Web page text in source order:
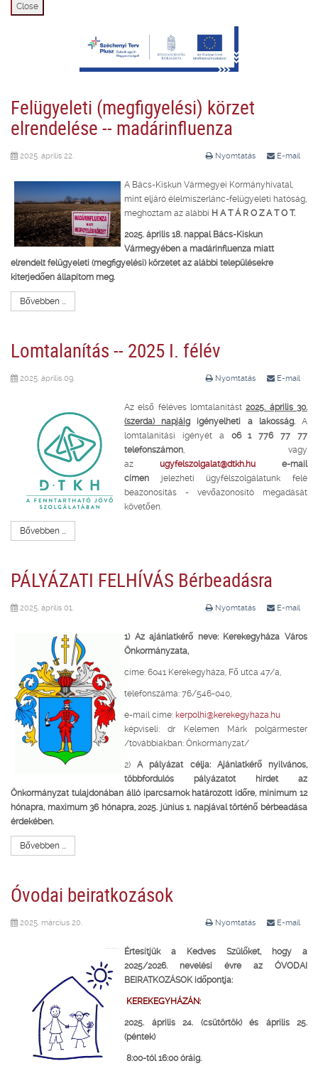
Close
Felügyeleti (megfigyelési) körzet
elrendelése -- madárinfluenza
Nyomtatás E-mail
2025. április 22.
A Bács-Kiskun Vármegyei Kormányhivatal,
mint eljáró élelmiszerlánc-felügyeleti hatóság,
meghoztam az alábbi H A T Á R O Z A T O T.
2025. április 18. nappal Bács-Kiskun
Vármegyében a madárinfluenza miatt
elrendelt felügyeleti (megfigyelési) körzetet az alábbi településekre
kiterjedően állapítom meg.
Bővebben ...
Lomtalanítás -- 2025 I. félév
Nyomtatás E-mail
2025. április 09.
Az első féléves lomtalanítást2025. április 30.
(szerda) napjáig igényelheti a lakosság.A
lomtalanítási igényét a 06 1 776 77 77
telefonszámon , vagy
az ugyfelszolgalat@dtkh.hu e-mail
címen jelezheti ügyfélszolgálatunk felé
beazonosítás - vevőazonosító megadását
követően.
Bővebben ...
PÁLYÁZATI FELHÍVÁS Bérbeadásra
Nyomtatás E-mail
2025. április 01.
1) Az ajánlatkérő neve: Kerekegyháza Város
Önkormányzata,
címe: 6041 Kerekegyháza, Fő utca 47/a,
telefonszáma: 76/546-040,
e-mail címe: kerpolhi@kerekegyhaza.hu
képviseli: dr Kelemen Márk polgármester
/továbbiakban: Önkormányzat/
2)A pályázat célja: Ajánlatkérő nyilvános,
többfordulós pályázatot hirdet az
Önkormányzat tulajdonában álló iparcsarnok határozott időre, minimum 12
hónapra, maximum 36 hónapra, 2025. június 1. napjával történő bérbeadása
érdekében.
Bővebben ...
Óvodai beiratkozások
Nyomtatás E-mail
2025. március 20.
Értesítjük a Kedves Szülőket, hogy a
2025/2026. nevelési évre az ÓVODAI
BEIRATKOZÁSOK időpontja:
KEREKEGYHÁZÁN:
2025. április 24. (csütörtök) és április 25.
(péntek)
8:00-tól 16:00 óráig.